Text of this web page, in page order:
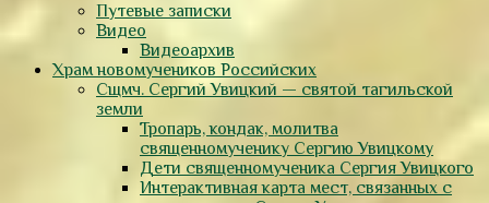
Путевые записки
Видео
Видеоархив
Храм новомучеников Российских
Сщмч. Сергий Увицкий — святой тагильской
земли
Тропарь, кондак, молитва
священномученику Сергию Увицкому
Дети священномученика Сергия Увицкого
Интерактивная карта мест, связанных с